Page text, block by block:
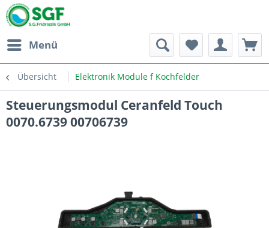
Menü
Übersicht Elektronik Module f Kochfelder
Steuerungsmodul Ceranfeld Touch
0070.6739 00706739